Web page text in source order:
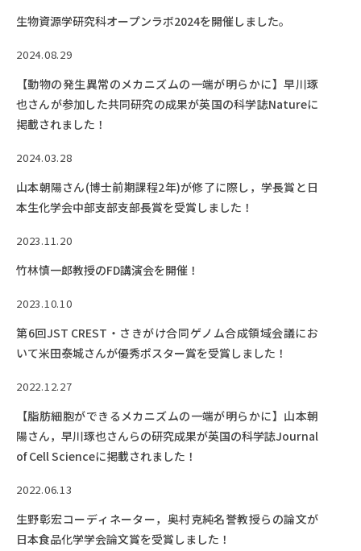
サイトマップ
保護者の方へ
ANPIC安否情報システム
生物資源学研究科オープンラボ2024を開催しました。
2024.08.29
【動物の発生異常のメカニズムの一端が明らかに】早川琢
也さんが参加した共同研究の成果が英国の科学誌Natureに
掲載されました！
2024.03.28
山本朝陽さん(博士前期課程2年)が修了に際し，学長賞と日
本生化学会中部支部支部長賞を受賞しました！
2023.11.20
竹林慎一郎教授のFD講演会を開催！
2023.10.10
第6回JST CREST・さきがけ合同ゲノム合成領域会議にお
いて米田泰城さんが優秀ポスター賞を受賞しました！
2022.12.27
【脂肪細胞ができるメカニズムの一端が明らかに】山本朝
陽さん，早川琢也さんらの研究成果が英国の科学誌Journal
of Cell Scienceに掲載されました！
2022.06.13
生野彰宏コーディネーター，奥村克純名誉教授らの論文が
日本食品化学学会論文賞を受賞しました！